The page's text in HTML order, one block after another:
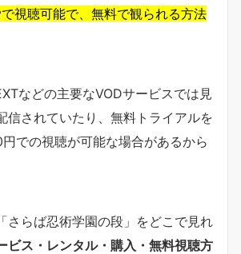
視聴可能で、無料で観られる方法
などの主要なVODサービスでは見
信されていたり、無料トライアルを
での視聴が可能な場合があるから
さらば忍術学園の段」をどこで見れ
ビス・レンタル・購入・無料視聴方